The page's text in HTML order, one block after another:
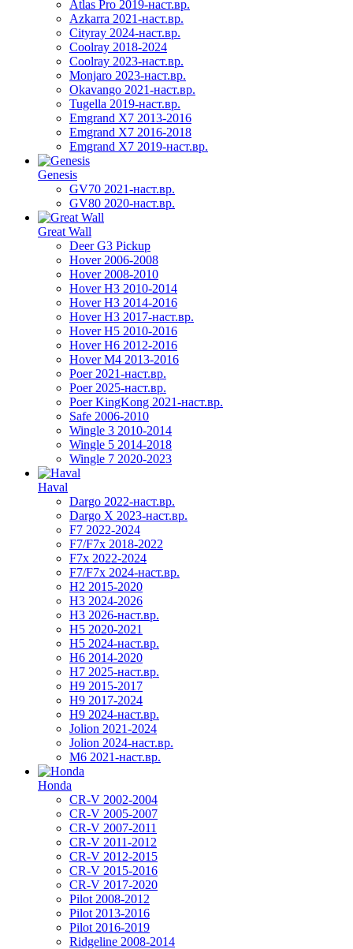
Atlas Pro 2019-наст.вр.
Azkarra 2021-наст.вр.
Cityray 2024-наст.вр.
Coolray 2018-2024
Coolray 2023-наст.вр.
Monjaro 2023-наст.вр.
Okavango 2021-наст.вр.
Tugella 2019-наст.вр.
Emgrand Х7 2013-2016
Emgrand X7 2016-2018
Emgrand X7 2019-наст.вр.
Genesis
GV70 2021-наст.вр.
GV80 2020-наст.вр.
Great Wall
Deer G3 Pickup
Hover 2006-2008
Hover 2008-2010
Hover H3 2010-2014
Hover H3 2014-2016
Hover H3 2017-наст.вр.
Hover H5 2010-2016
Hover H6 2012-2016
Hover M4 2013-2016
Poer 2021-наст.вр.
Poer 2025-наст.вр.
Poer KingKong 2021-наст.вр.
Safe 2006-2010
Wingle 3 2010-2014
Wingle 5 2014-2018
Wingle 7 2020-2023
Haval
Dargo 2022-наст.вр.
Dargo X 2023-наст.вр.
F7 2022-2024
F7/F7x 2018-2022
F7x 2022-2024
F7/F7x 2024-наст.вр.
H2 2015-2020
H3 2024-2026
H3 2026-наст.вр.
H5 2020-2021
H5 2024-наст.вр.
H6 2014-2020
H7 2025-наст.вр.
H9 2015-2017
H9 2017-2024
H9 2024-наст.вр.
Jolion 2021-2024
Jolion 2024-наст.вр.
М6 2021-наст.вр.
Honda
CR-V 2002-2004
CR-V 2005-2007
CR-V 2007-2011
CR-V 2011-2012
CR-V 2012-2015
CR-V 2015-2016
CR-V 2017-2020
Pilot 2008-2012
Pilot 2013-2016
Pilot 2016-2019
Ridgeline 2008-2014